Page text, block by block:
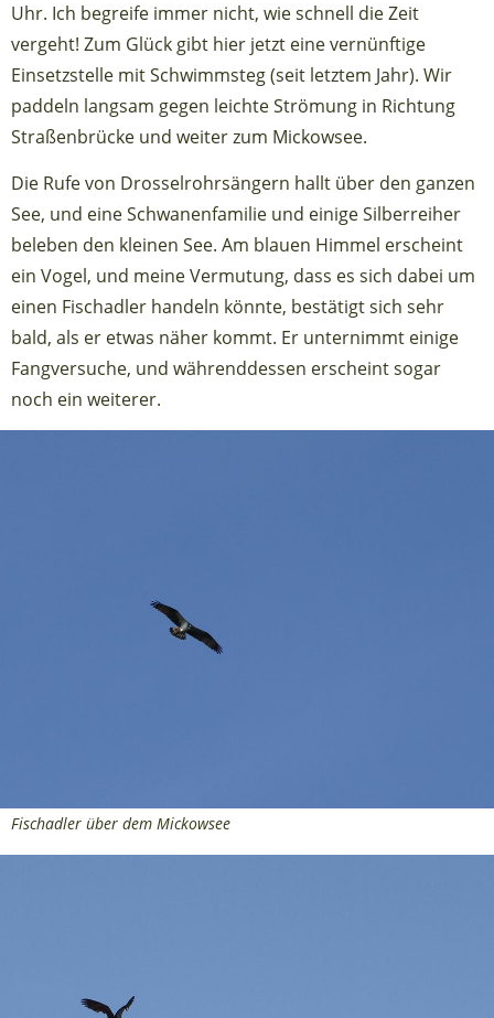
Uhr. Ich begreife immer nicht, wie schnell die Zeit
vergeht! Zum Glück gibt hier jetzt eine vernünftige
Einsetzstelle mit Schwimmsteg (seit letztem Jahr). Wir
paddeln langsam gegen leichte Strömung in Richtung
Straßenbrücke und weiter zum Mickowsee.
Die Rufe von Drosselrohrsängern hallt über den ganzen
See, und eine Schwanenfamilie und einige Silberreiher
beleben den kleinen See. Am blauen Himmel erscheint
ein Vogel, und meine Vermutung, dass es sich dabei um
einen Fischadler handeln könnte, bestätigt sich sehr
bald, als er etwas näher kommt. Er unternimmt einige
Fangversuche, und währenddessen erscheint sogar
noch ein weiterer.
Fischadler über dem Mickowsee